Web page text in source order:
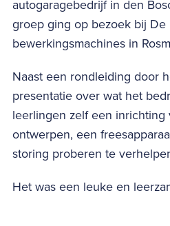
autogaragebedrijf in den
groep ging op bezoek bij De
bewerkingsmachines in
Naast een rondleiding door
presentatie over wat het
leerlingen zelf een inrichting
ontwerpen, een
storing proberen te
Het was een leuke en